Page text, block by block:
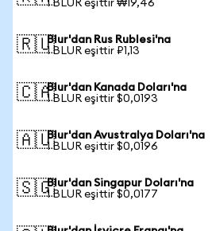
1 BLUR eşittir ₩19,46
🇷🇺Blur'dan Rus Rublesi'na
1 BLUR eşittir ₽1,13
🇨🇦Blur'dan Kanada Doları'na
1 BLUR eşittir $0,0193
🇦🇺Blur'dan Avustralya Doları'na
1 BLUR eşittir $0,0196
🇸🇬Blur'dan Singapur Doları'na
1 BLUR eşittir $0,0177